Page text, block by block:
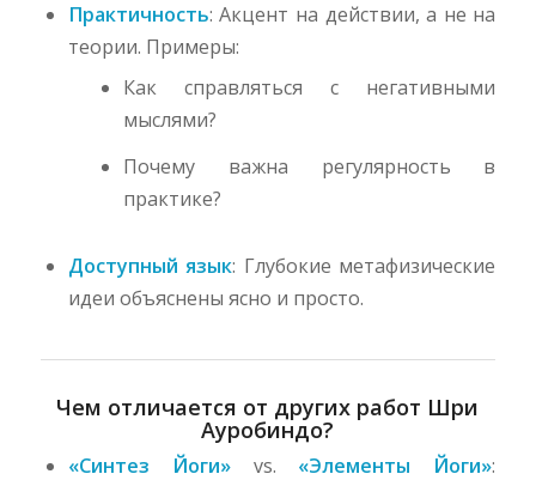
Практичность: Акцент на действии, а не на
теории. Примеры:
Как справляться с негативными
мыслями?
Почему важна регулярность в
практике?
Доступный язык: Глубокие метафизические
идеи объяснены ясно и просто.
Чем отличается от других работ Шри
Ауробиндо?
«Синтез Йоги»vs. «Элементы Йоги»: